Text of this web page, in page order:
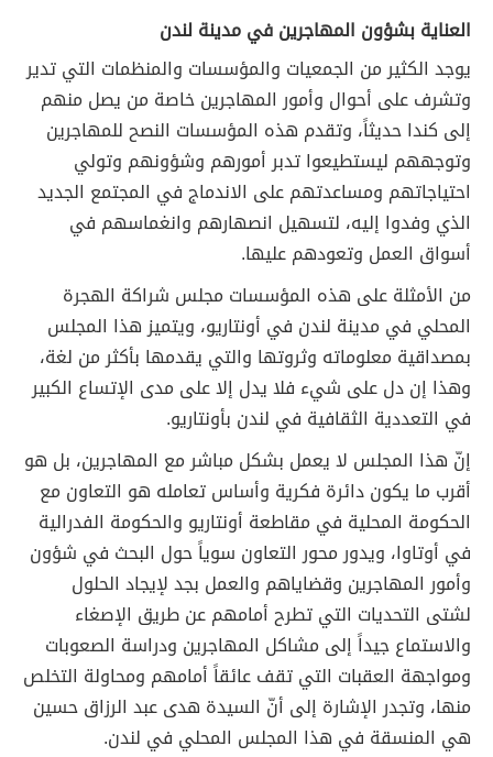
العناية بشؤون المهاجرين في مدينة لندن
يوجد الكثير من الجمعيات والمؤسسات والمنظمات التي تدير
وتشرف على أحوال وأمور المهاجرين خاصة من يصل منهم
إلى كندا حديثاً، وتقدم هذه المؤسسات النصح للمهاجرين
وتوجههم ليستطيعوا تدبر أمورهم وشؤونهم وتولي
احتياجاتهم ومساعدتهم على الاندماج في المجتمع الجديد
الذي وفدوا إليه، لتسهيل انصهارهم وانغماسهم في
أسواق العمل وتعودهم عليها.
من الأمثلة على هذه المؤسسات مجلس شراكة الهجرة
المحلي في مدينة لندن في أونتاريو، ويتميز هذا المجلس
بمصداقية معلوماته وثروتها والتي يقدمها بأكثر من لغة،
وهذا إن دل على شيء فلا يدل إلا على مدى الإتساع الكبير
في التعددية الثقافية في لندن بأونتاريو.
إنّ هذا المجلس لا يعمل بشكل مباشر مع المهاجرين، بل هو
أقرب ما يكون دائرة فكرية وأساس تعامله هو التعاون مع
الحكومة المحلية في مقاطعة أونتاريو والحكومة الفدرالية
في أوتاوا، ويدور محور التعاون سوياً حول البحث في شؤون
وأمور المهاجرين وقضاياهم والعمل بجد لإيجاد الحلول
لشتى التحديات التي تطرح أمامهم عن طريق الإصغاء
والاستماع جيداً إلى مشاكل المهاجرين ودراسة الصعوبات
ومواجهة العقبات التي تقف عائقاً أمامهم ومحاولة التخلص
منها، وتجدر الإشارة إلى أنّ السيدة هدى عبد الرزاق حسين
هي المنسقة في هذا المجلس المحلي في لندن.